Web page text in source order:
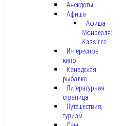
Анекдоты
Афиша
Афиша
Монреаля:
Kassir.ca
Интересное
кино
Канадская
рыбалка
Литературная
страница
Путешествия,
туризм